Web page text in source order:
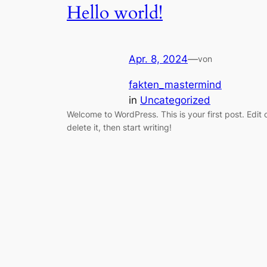
Hello world!
Apr. 8, 2024—von
fakten_mastermind
in Uncategorized
Welcome to WordPress. This is your first post. Edit
delete it, then start writing!